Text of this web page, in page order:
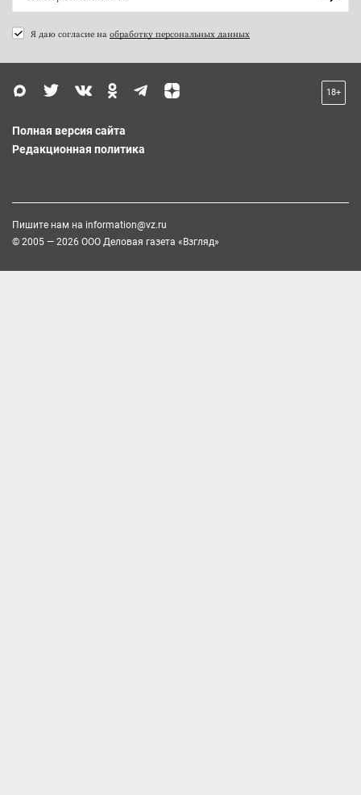
Я даю согласие на обработку персональных данных
18+
Полная версия сайта
Редакционная политика
Пишите нам на information@vz.ru
© 2005 — 2026 ООО Деловая газета «Взгляд»